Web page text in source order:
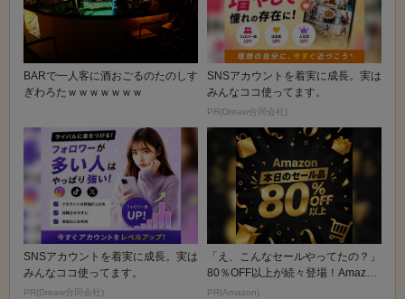
BARで一人客に酒おごるのたのしす
ぎわろたｗｗｗｗｗｗｗ
SNSアカウントを着実に成長。実は
みんなココ使ってます。
PR(Dreaw合同会社)
SNSアカウントを着実に成長。実は
みんなココ使ってます。
PR(Dreaw合同会社)
「え、こんなセールやってたの？」
80％OFF以上が続々登場！Amazon
の本気が...
PR(Amazon)